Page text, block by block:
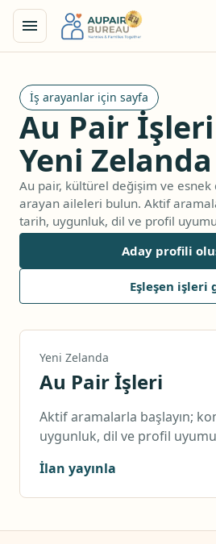
İş arayanlar için sayfa
Au Pair
Yeni Zelanda
Au pair, kültürel değişim ve esnek
arayan aileleri bulun. Aktif
tarih, uygunluk, dil ve profil
Aday profili
Eşleşen işleri
Yeni Zelanda
Au Pair İşleri
Aktif aramalarla başlayın;
uygunluk, dil ve profil
İlan yayınla